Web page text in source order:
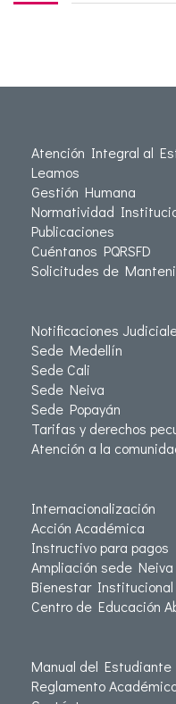
Atención Integral al
Leamos
Gestión Humana
Normatividad
Publicaciones
Cuéntanos PQRSFD
Solicitudes de
Notificaciones
Sede Medellín
Sede Cali
Sede Neiva
Sede Popayán
Tarifas y derechos
Atención a la
Internacionalización
Acción Académica
Instructivo para pagos
Ampliación sede Neiva
Bienestar Institucional
Centro de Educación
Manual del Estudiante
Reglamento